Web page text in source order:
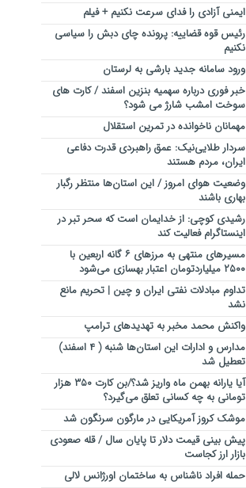
ایمنی آزادی را فدای سرعت نکنیم + فیلم
رئیس قوه قضاییه: پرونده چای دبش را سیاسی
نکنیم
ورود سامانه جدید بارشی به لرستان
خبر فوری درباره سهمیه بنزین اسفند / کارت های
سوخت امشب شارژ می شود؟
مهمانان ناخوانده در تمرین استقلال
سردار طلایی‌نیک: عمق راهبردی قدرت دفاعی
ایران، مردم هستند
وضعیت هوای امروز / این استان‌ها منتظر رگبار
بهاری باشند
رشیدی کوچی: از خدایمان است که سحر تبر در
اینستاگرام فعالیت کند
مسیرهای منتهی به مرزهای ۶ گانه اربعین با
۲۵۰۰ میلیاردتومان اعتبار بهسازی می‌شود
تداوم مبادلات نفتی ایران و چین | تحریم مانع
نشد
واکنش محمد مخبر به تهدیدهای ترامپ
مدارس و ادارات این استان‌ها شنبه ( ۴ اسفند)
تعطیل شد
آیا یارانه بهمن ماه واریز شد؟/بن کارت ۳۵۰ هزار
تومانی به چه کسانی تعلق می‌گیرد؟
موشک کروز آمریکایی در مارگون سرنگون شد
پیش بینی قیمت دلار تا پایان سال / قله صعودی
بازار ارز کجاست
حمله افراد ناشناس به ساختمان اورژانس لالی